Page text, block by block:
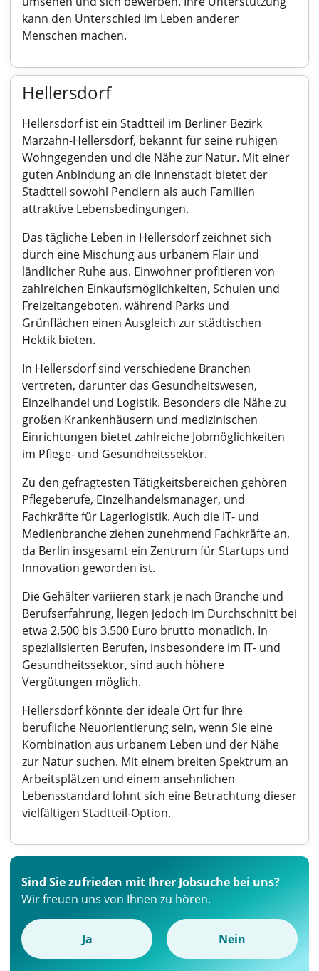
kann den Unterschied im Leben anderer
Menschen machen.
Hellersdorf
Hellersdorf ist ein Stadtteil im Berliner Bezirk
Marzahn-Hellersdorf, bekannt für seine ruhigen
Wohngegenden und die Nähe zur Natur. Mit einer
guten Anbindung an die Innenstadt bietet der
Stadtteil sowohl Pendlern als auch Familien
attraktive Lebensbedingungen.
Das tägliche Leben in Hellersdorf zeichnet sich
durch eine Mischung aus urbanem Flair und
ländlicher Ruhe aus. Einwohner profitieren von
zahlreichen Einkaufsmöglichkeiten, Schulen und
Freizeitangeboten, während Parks und
Grünflächen einen Ausgleich zur städtischen
Hektik bieten.
In Hellersdorf sind verschiedene Branchen
vertreten, darunter das Gesundheitswesen,
Einzelhandel und Logistik. Besonders die Nähe zu
großen Krankenhäusern und medizinischen
Einrichtungen bietet zahlreiche Jobmöglichkeiten
im Pflege- und Gesundheitssektor.
Zu den gefragtesten Tätigkeitsbereichen gehören
Pflegeberufe, Einzelhandelsmanager, und
Fachkräfte für Lagerlogistik. Auch die IT- und
Medienbranche ziehen zunehmend Fachkräfte an,
da Berlin insgesamt ein Zentrum für Startups und
Innovation geworden ist.
Die Gehälter variieren stark je nach Branche und
Berufserfahrung, liegen jedoch im Durchschnitt bei
etwa 2.500 bis 3.500 Euro brutto monatlich. In
spezialisierten Berufen, insbesondere im IT- und
Gesundheitssektor, sind auch höhere
Vergütungen möglich.
Hellersdorf könnte der ideale Ort für Ihre
berufliche Neuorientierung sein, wenn Sie eine
Kombination aus urbanem Leben und der Nähe
zur Natur suchen. Mit einem breiten Spektrum an
Arbeitsplätzen und einem ansehnlichen
Lebensstandard lohnt sich eine Betrachtung dieser
vielfältigen Stadtteil-Option.
Sind Sie zufrieden mit Ihrer Jobsuche bei uns?
Wir freuen uns von Ihnen zu hören.
Ja Nein